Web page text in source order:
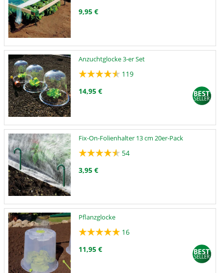
9,95 €
Anzuchtglocke 3-er Set
119
14,95 €
Fix-On-Folienhalter 13 cm 20er-Pack
54
3,95 €
Pflanzglocke
16
11,95 €